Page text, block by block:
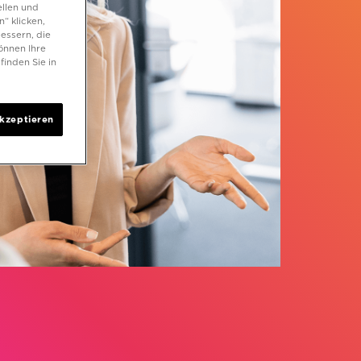
und
klicken,
die
Ihre
Sie in